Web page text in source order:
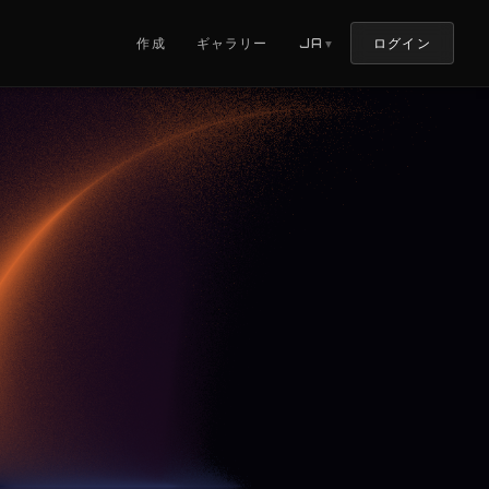
作成 ギャラリー JA ▼ ログイン